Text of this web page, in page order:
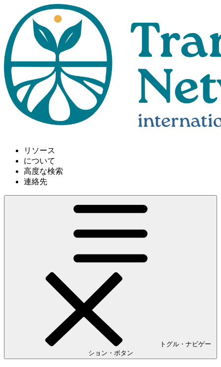
リソース
について
高度な検索
連絡先
トグル・ナビゲー
ション・ボタン